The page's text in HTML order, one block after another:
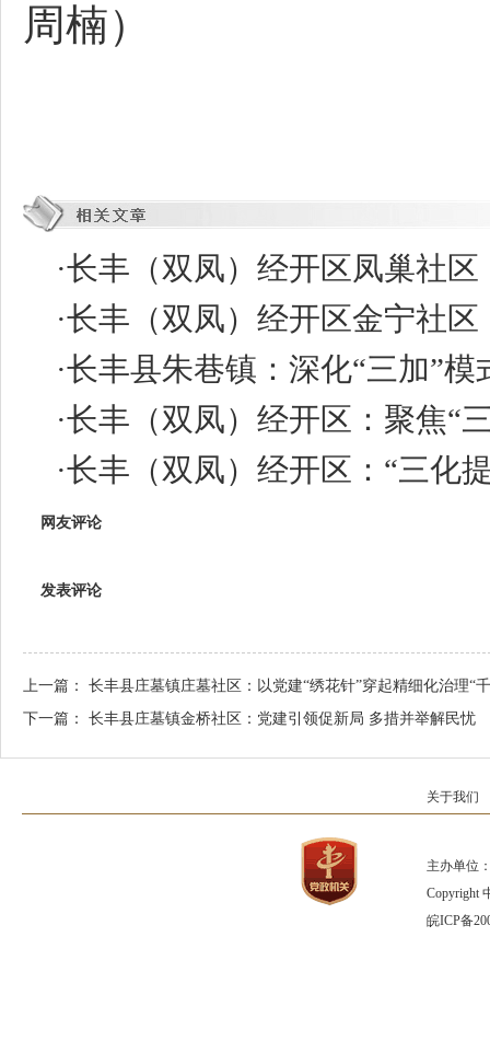
周楠）
·长丰（双凤）经开区凤巢社区
·长丰（双凤）经开区金宁社区
·长丰县朱巷镇：深化“三加”
·长丰（双凤）经开区：聚焦“
·长丰（双凤）经开区：“三化
网友评论
发表评论
上一篇： 长丰县庄墓镇庄墓社区：以党建“绣花针”穿起精细化治理“
下一篇： 长丰县庄墓镇金桥社区：党建引领促新局 多措并举解民忧
关于我们
主办单位
Copyright
皖ICP备